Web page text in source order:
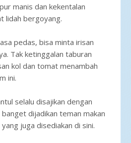
manis dan kekentalan
lidah bergoyang.
pedas, bisa minta irisan
Tak ketinggalan taburan
kol dan tomat menambah
ini.
selalu disajikan dengan
dijadikan teman makan
juga disediakan di sini.